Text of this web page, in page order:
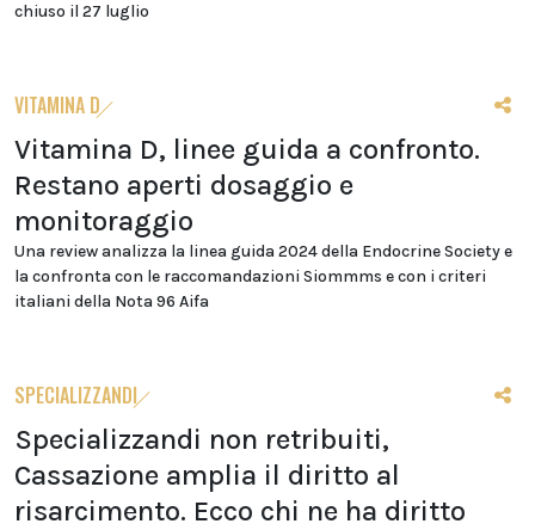
chiuso il 27 luglio
VITAMINA D
Vitamina D, linee guida a confronto.
Restano aperti dosaggio e
monitoraggio
Una review analizza la linea guida 2024 della Endocrine Society e
la confronta con le raccomandazioni Siommms e con i criteri
italiani della Nota 96 Aifa
SPECIALIZZANDI
Specializzandi non retribuiti,
Cassazione amplia il diritto al
risarcimento. Ecco chi ne ha diritto